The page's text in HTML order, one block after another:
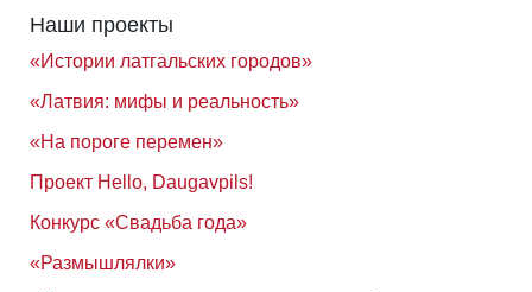
Наши проекты
«Истории латгальских городов»
«Латвия: мифы и реальность»
«На пороге перемен»
Проект Hello, Daugavpils!
Конкурс «Свадьба года»
«Размышлялки»